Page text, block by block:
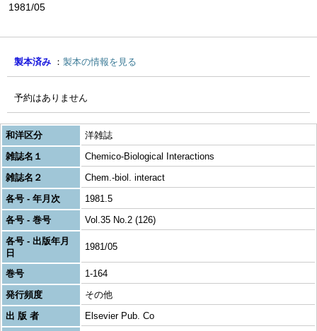
1981/05
製本済み 製本の情報を見る
予約はありません
和洋区分
洋雑誌
雑誌名１
Chemico-Biological Interactions
雑誌名２
Chem.-biol. interact
各号 - 年月次
1981.5
各号 - 巻号
Vol.35 No.2 (126)
各号 - 出版年月
日
1981/05
巻号
1-164
発行頻度
その他
出 版 者
Elsevier Pub. Co